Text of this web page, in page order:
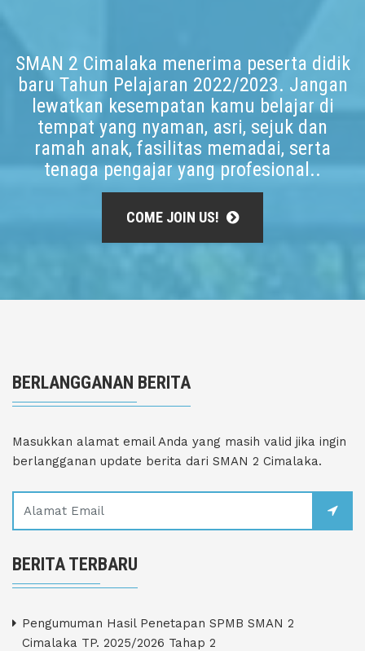
SMAN 2 Cimalaka menerima peserta didik
baru Tahun Pelajaran 2022/2023. Jangan
lewatkan kesempatan kamu belajar di
tempat yang nyaman, asri, sejuk dan
ramah anak, fasilitas memadai, serta
tenaga pengajar yang profesional..
COME JOIN US!
BERLANGGANAN BERITA
Masukkan alamat email Anda yang masih valid jika ingin
berlangganan update berita dari SMAN 2 Cimalaka.
BERITA TERBARU
Pengumuman Hasil Penetapan SPMB SMAN 2
Cimalaka TP. 2025/2026 Tahap 2